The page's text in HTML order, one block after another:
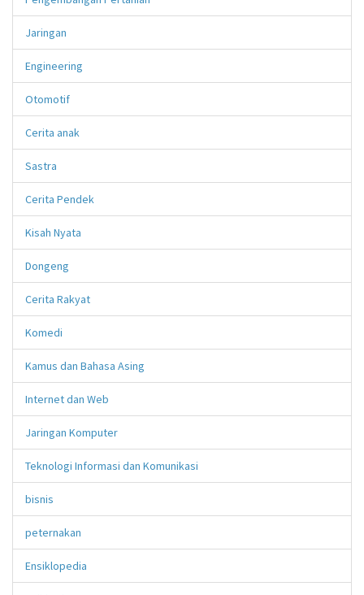
Jaringan
Engineering
Otomotif
Cerita anak
Sastra
Cerita Pendek
Kisah Nyata
Dongeng
Cerita Rakyat
Komedi
Kamus dan Bahasa Asing
Internet dan Web
Jaringan Komputer
Teknologi Informasi dan Komunikasi
bisnis
peternakan
Ensiklopedia